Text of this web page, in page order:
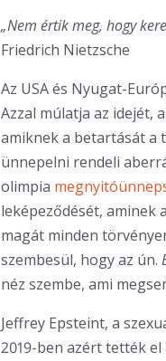
„Nem értik meg, hogy
Friedrich Nietzsche
Az USA és Nyugat-
Azzal múlatja az idejét,
amiknek a betartását a
ünnepelni rendeli
olimpia
leképeződését, aminek
magát minden
szembesül, hogy az ún.
néz szembe, ami
Jeffrey Epsteint, a
2019-ben azért tették